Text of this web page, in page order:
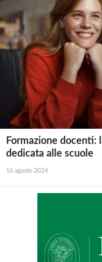
Formazione docenti:
dedicata alle scuole
16 agosto 2024